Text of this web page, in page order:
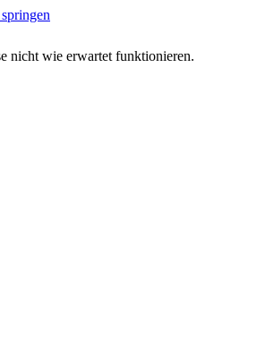
nicht wie erwartet funktionieren.